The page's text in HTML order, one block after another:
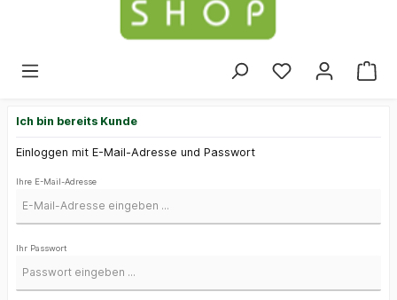
Ich bin bereits Kunde
Einloggen mit E-Mail-Adresse und Passwort
Ihre E-Mail-Adresse
Ihr Passwort